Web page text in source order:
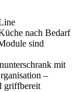
nach Bedarf
sind
mit
–
griffbereit